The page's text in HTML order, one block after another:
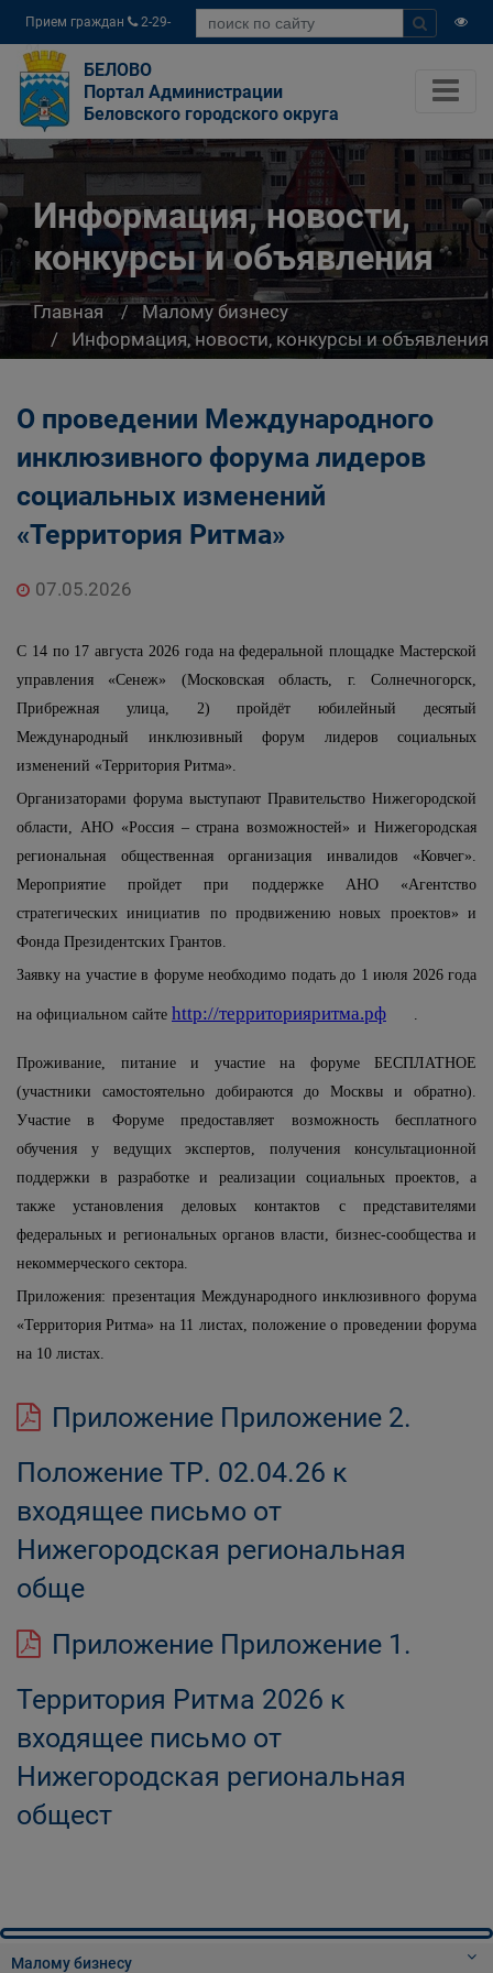
Прием граждан
2-29-
04
БЕЛОВО
Портал Администрации
Беловского городского округа
Информация, новости,
конкурсы и объявления
Главная
Малому бизнесу
Информация, новости, конкурсы и объявления
О проведении Международного
инклюзивного форума лидеров
социальных изменений
«Территория Ритма»
07.05.2026
С 14 по 17 августа 2026 года на федеральной площадке Мастерской
управления «Сенеж» (Московская область, г. Солнечногорск,
Прибрежная улица, 2) пройдёт юбилейный десятый
Международный инклюзивный форум лидеров социальных
изменений «Территория Ритма».
Организаторами форума выступают Правительство Нижегородской
области, АНО «Россия – страна возможностей» и Нижегородская
региональная общественная организация инвалидов «Ковчег».
Мероприятие пройдет при поддержке АНО «Агентство
стратегических инициатив по продвижению новых проектов» и
Фонда Президентских Грантов.
Заявку на участие в форуме необходимо подать до 1 июля 2026 года
на официальном сайте http://территорияритма.рф .
Проживание, питание и участие на форуме БЕСПЛАТНОЕ
(участники самостоятельно добираются до Москвы и обратно).
Участие в Форуме предоставляет возможность бесплатного
обучения у ведущих экспертов, получения консультационной
поддержки в разработке и реализации социальных проектов, а
также установления деловых контактов с представителями
федеральных и региональных органов власти, бизнес-сообщества и
некоммерческого сектора.
Приложения: презентация Международного инклюзивного форума
«Территория Ритма» на 11 листах, положение о проведении форума
на 10 листах.
Приложение Приложение 2.
Положение ТР. 02.04.26 к
входящее письмо от
Нижегородская региональная
обще
Приложение Приложение 1.
Территория Ритма 2026 к
входящее письмо от
Нижегородская региональная
общест
Малому бизнесу